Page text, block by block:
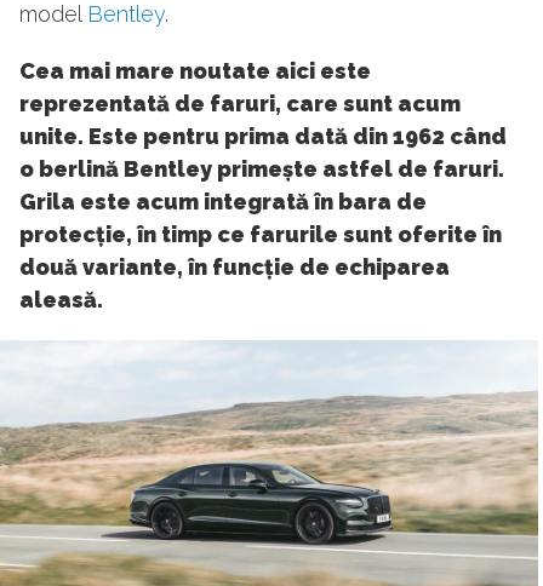
model Bentley.
Cea mai mare noutate aici este
reprezentată de faruri, care sunt acum
unite. Este pentru prima dată din 1962 când
o berlină Bentley primește astfel de faruri.
Grila este acum integrată în bara de
protecție, în timp ce farurile sunt oferite în
două variante, în funcție de echiparea
aleasă.